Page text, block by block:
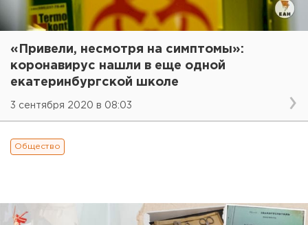
«Привели, несмотря на симптомы»:
коронавирус нашли в еще одной
екатеринбургской школе
3 сентября 2020 в 08:03
Общество